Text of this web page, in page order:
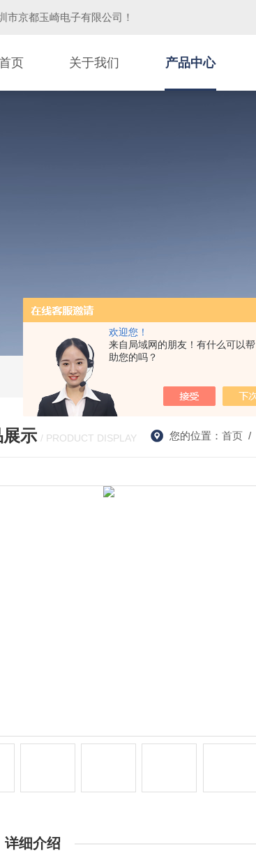
欢迎您！
来自局域网的朋友！有什么可以帮
助您的吗？
市京都玉崎电子有限公司 ！
页 关于我们 产品中心
展示 / PRODUCT DISPLAY 您的位置： 首页/
详细介绍